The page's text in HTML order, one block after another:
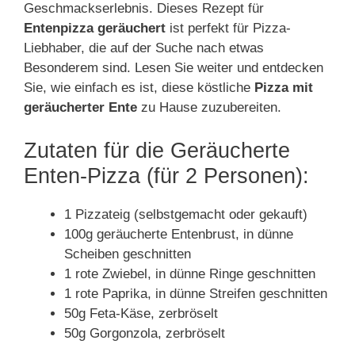
Geschmackserlebnis. Dieses Rezept für
Entenpizza geräuchert ist perfekt für Pizza-
Liebhaber, die auf der Suche nach etwas
Besonderem sind. Lesen Sie weiter und entdecken
Sie, wie einfach es ist, diese köstliche Pizza mit
geräucherter Ente zu Hause zuzubereiten.
Zutaten für die Geräucherte
Enten-Pizza (für 2 Personen):
1 Pizzateig (selbstgemacht oder gekauft)
100g geräucherte Entenbrust, in dünne
Scheiben geschnitten
1 rote Zwiebel, in dünne Ringe geschnitten
1 rote Paprika, in dünne Streifen geschnitten
50g Feta-Käse, zerbröselt
50g Gorgonzola, zerbröselt